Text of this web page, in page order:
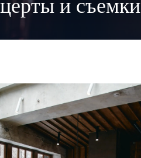
и съемки